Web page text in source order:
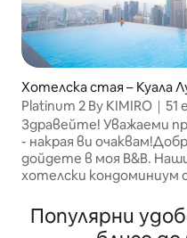
Хотелска стая – Куала
ур
Platinum 2 By KIMIRO｜51 етаж
безкраен басейн ·
голямо легло [вана +
безплатен паркинг]
Здравейте! Уважаеми
- накрая ви
дойдете в моя B&B. Нашият
хотелски кондоминиум
Куала Лумпур, в
близост до
Популярни